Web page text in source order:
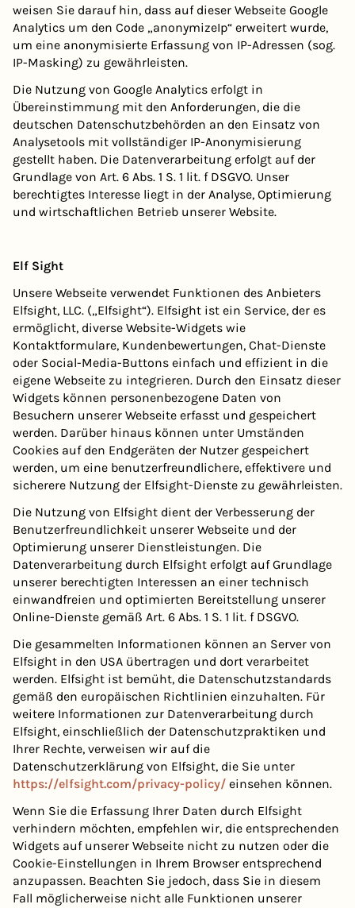
weisen Sie darauf hin, dass auf dieser Webseite Google
Analytics um den Code „anonymizeIp“ erweitert wurde,
um eine anonymisierte Erfassung von IP-Adressen (sog.
IP-Masking) zu gewährleisten.
Die Nutzung von Google Analytics erfolgt in
Übereinstimmung mit den Anforderungen, die die
deutschen Datenschutzbehörden an den Einsatz von
Analysetools mit vollständiger IP-Anonymisierung
gestellt haben. Die Datenverarbeitung erfolgt auf der
Grundlage von Art. 6 Abs. 1 S. 1 lit. f DSGVO. Unser
berechtigtes Interesse liegt in der Analyse, Optimierung
und wirtschaftlichen Betrieb unserer Website.
Elf Sight
Unsere Webseite verwendet Funktionen des Anbieters
Elfsight, LLC. („Elfsight“). Elfsight ist ein Service, der es
ermöglicht, diverse Website-Widgets wie
Kontaktformulare, Kundenbewertungen, Chat-Dienste
oder Social-Media-Buttons einfach und effizient in die
eigene Webseite zu integrieren. Durch den Einsatz dieser
Widgets können personenbezogene Daten von
Besuchern unserer Webseite erfasst und gespeichert
werden. Darüber hinaus können unter Umständen
Cookies auf den Endgeräten der Nutzer gespeichert
werden, um eine benutzerfreundlichere, effektivere und
sicherere Nutzung der Elfsight-Dienste zu gewährleisten.
Die Nutzung von Elfsight dient der Verbesserung der
Benutzerfreundlichkeit unserer Webseite und der
Optimierung unserer Dienstleistungen. Die
Datenverarbeitung durch Elfsight erfolgt auf Grundlage
unserer berechtigten Interessen an einer technisch
einwandfreien und optimierten Bereitstellung unserer
Online-Dienste gemäß Art. 6 Abs. 1 S. 1 lit. f DSGVO.
Die gesammelten Informationen können an Server von
Elfsight in den USA übertragen und dort verarbeitet
werden. Elfsight ist bemüht, die Datenschutzstandards
gemäß den europäischen Richtlinien einzuhalten. Für
weitere Informationen zur Datenverarbeitung durch
Elfsight, einschließlich der Datenschutzpraktiken und
Ihrer Rechte, verweisen wir auf die
Datenschutzerklärung von Elfsight, die Sie unter
https://elfsight.com/privacy-policy/ einsehen können.
Wenn Sie die Erfassung Ihrer Daten durch Elfsight
verhindern möchten, empfehlen wir, die entsprechenden
Widgets auf unserer Webseite nicht zu nutzen oder die
Cookie-Einstellungen in Ihrem Browser entsprechend
anzupassen. Beachten Sie jedoch, dass Sie in diesem
Fall möglicherweise nicht alle Funktionen unserer